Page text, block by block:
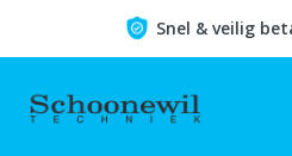
Snel & veilig